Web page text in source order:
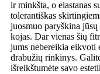
ir minkšta, o elastanas
tolerantiškas
juosmuo paryškina
kojas. Dar vienas šių
jums nebereikia eikvoti
drabužių rinkinys.
išreikštumėte savo